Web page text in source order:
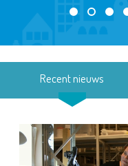
Recent nieuws